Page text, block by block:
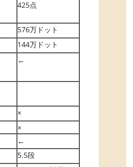
425点
576万ドット
144万ドット
←
×
×
←
5.5段